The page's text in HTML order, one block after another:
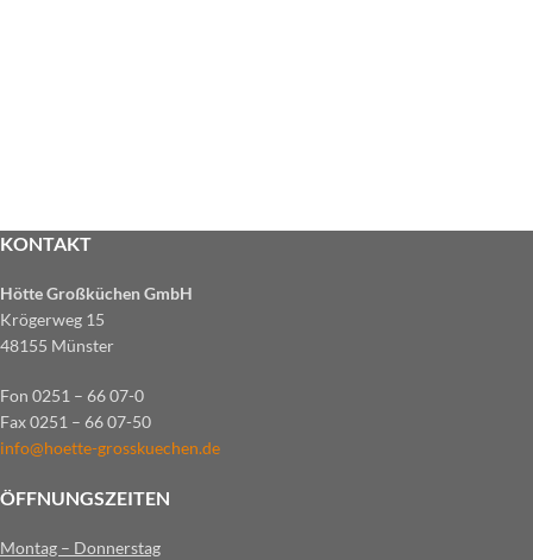
KONTAKT
Hötte Großküchen GmbH
Krögerweg 15
48155 Münster
Fon 0251 – 66 07-0
Fax 0251 – 66 07-50
info@hoette-grosskuechen.de
ÖFFNUNGSZEITEN
Montag – Donnerstag